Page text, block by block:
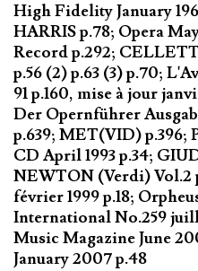
High Fidelity January
HARRIS p.78; Opera
Record p.292;
p.56 (2) p.63 (3) p.70;
91 p.160, mise à jour
Der Opernführer
p.639; MET(VID) p.396;
CD April 1993 p.34;
NEWTON (Verdi) Vol.2
février 1999 p.18;
International No.259
Music Magazine June
January 2007 p.48